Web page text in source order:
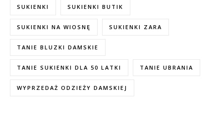
SUKIENKI SUKIENKI BUTIK
SUKIENKI NA WIOSNĘ SUKIENKI ZARA
TANIE BLUZKI DAMSKIE
TANIE SUKIENKI DLA 50 LATKI TANIE UBRANIA
WYPRZEDAŻ ODZIEŻY DAMSKIEJ